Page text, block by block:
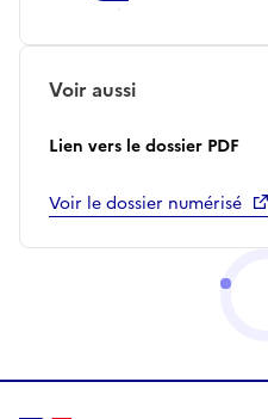
Voir aussi
Lien vers le dossier PDF
Voir le dossier numérisé